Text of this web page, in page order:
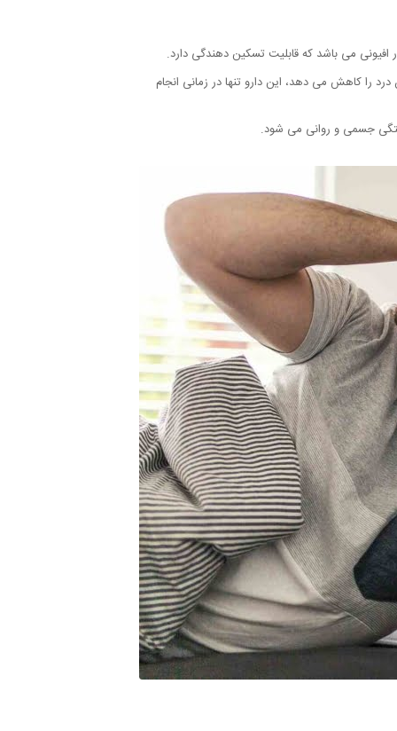
افیونی می باشد که قابلیت تسکین دهندگی دارد.
را کاهش می دهد، این دارو تنها در زمانی انجام
جسمی و روانی می شود.